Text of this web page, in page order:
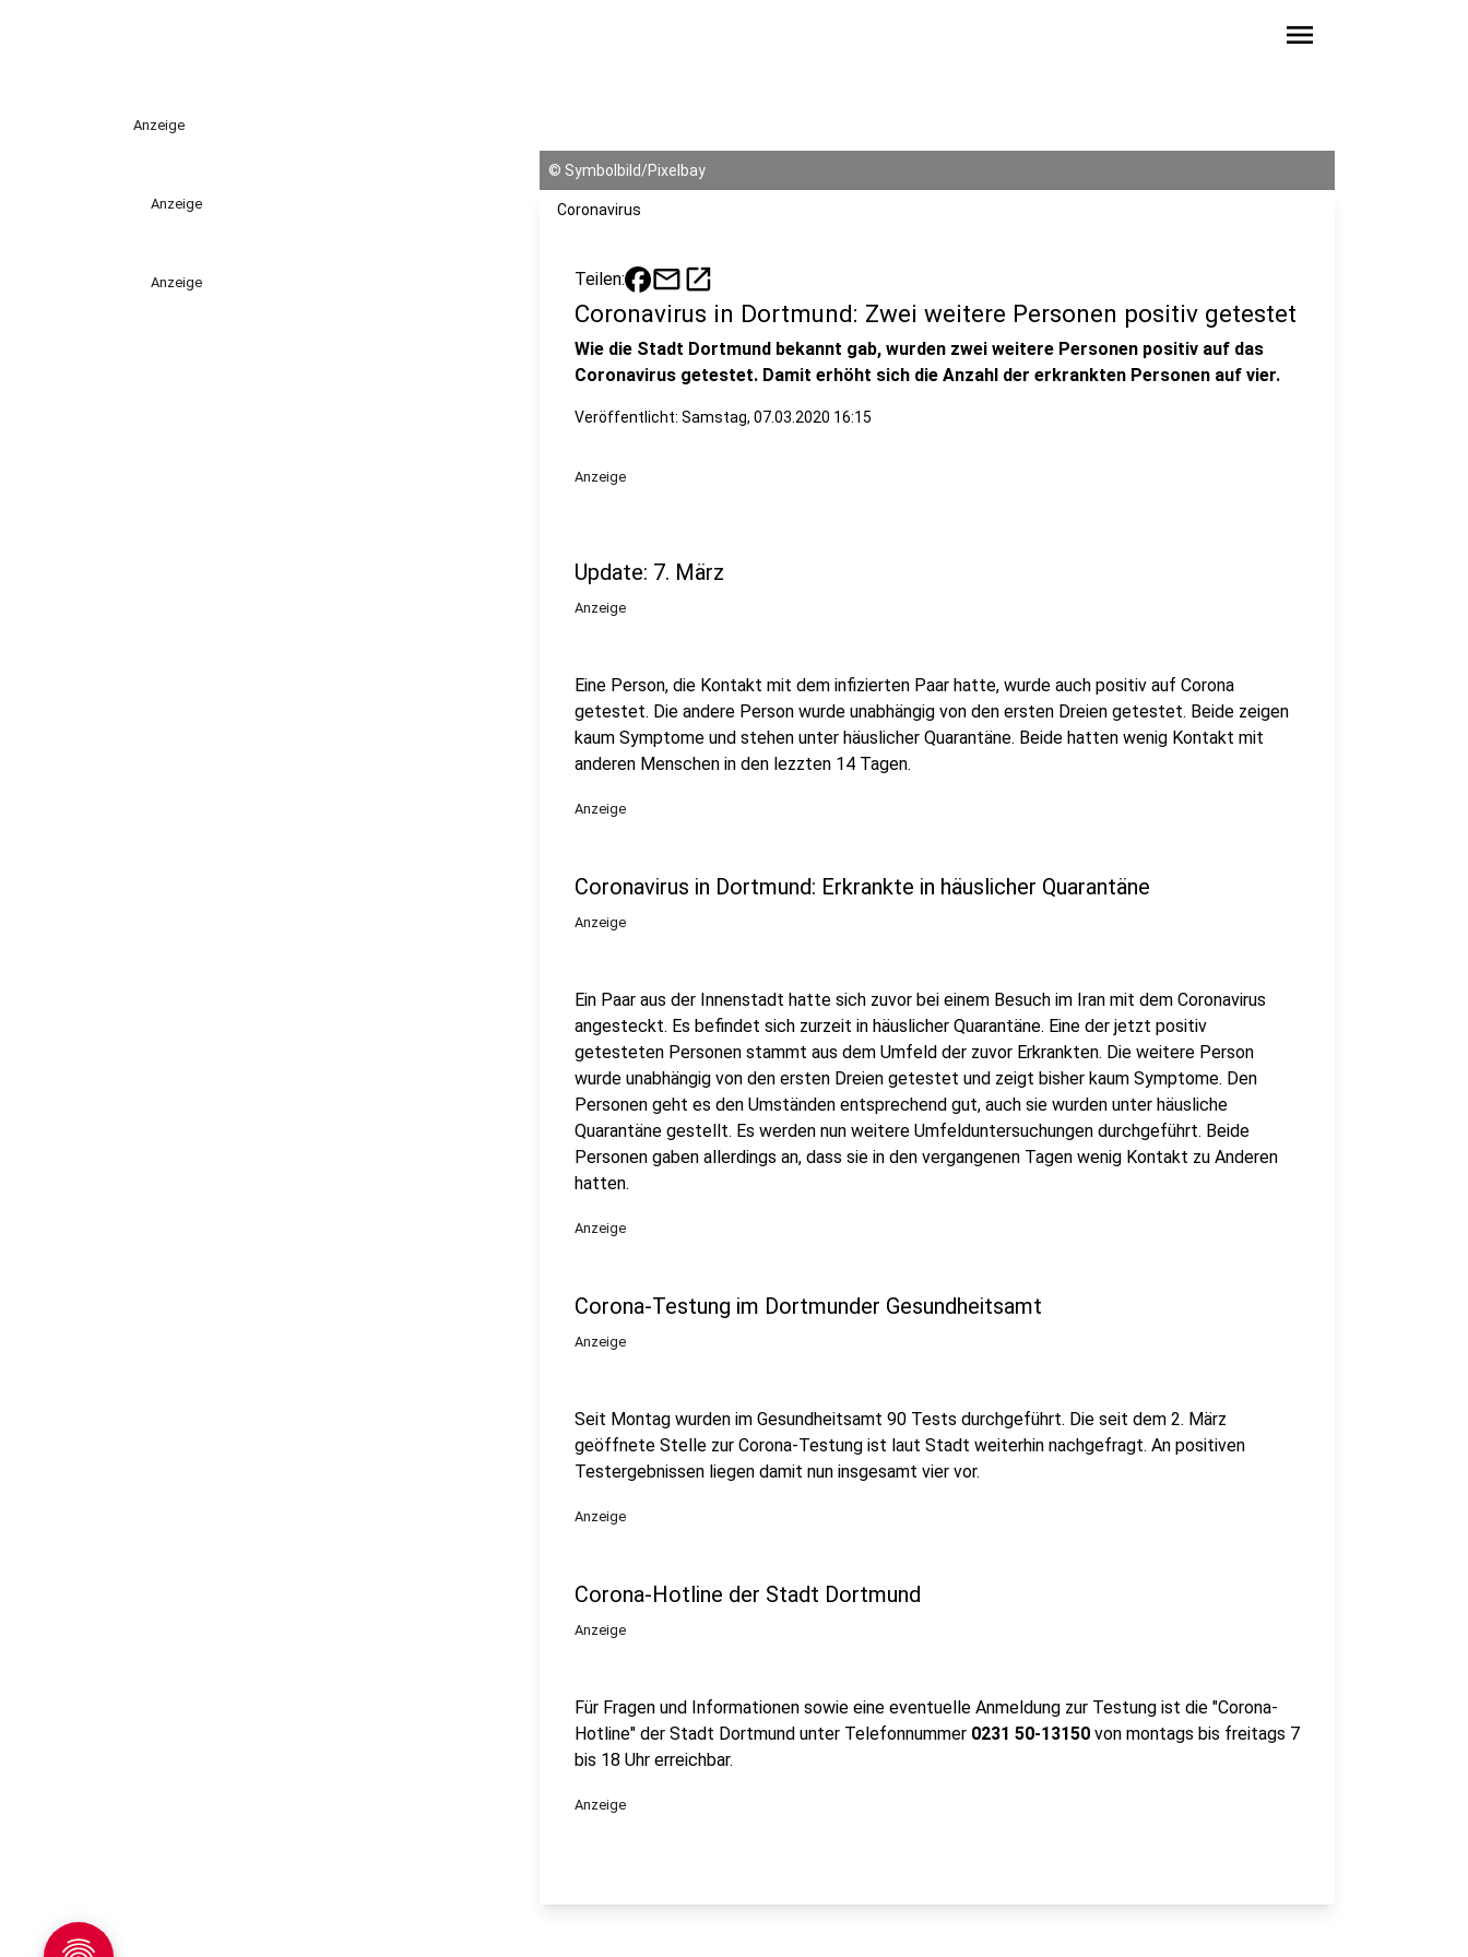
menu
Anzeige
Anzeige
Anzeige
© Symbolbild/Pixelbay
Coronavirus
Teilen: mailopen_in_new
Coronavirus in Dortmund: Zwei weitere Personen positiv getestet
Wie die Stadt Dortmund bekannt gab, wurden zwei weitere Personen positiv auf das
Coronavirus getestet. Damit erhöht sich die Anzahl der erkrankten Personen auf vier.
Veröffentlicht: Samstag, 07.03.2020 16:15
Anzeige
Update: 7. März
Anzeige
Eine Person, die Kontakt mit dem infizierten Paar hatte, wurde auch positiv auf Corona
getestet. Die andere Person wurde unabhängig von den ersten Dreien getestet. Beide zeigen
kaum Symptome und stehen unter häuslicher Quarantäne. Beide hatten wenig Kontakt mit
anderen Menschen in den lezzten 14 Tagen.
Anzeige
Coronavirus in Dortmund: Erkrankte in häuslicher Quarantäne
Anzeige
Ein Paar aus der Innenstadt hatte sich zuvor bei einem Besuch im Iran mit dem Coronavirus
angesteckt. Es befindet sich zurzeit in häuslicher Quarantäne. Eine der jetzt positiv
getesteten Personen stammt aus dem Umfeld der zuvor Erkrankten. Die weitere Person
wurde unabhängig von den ersten Dreien getestet und zeigt bisher kaum Symptome. Den
Personen geht es den Umständen entsprechend gut, auch sie wurden unter häusliche
Quarantäne gestellt. Es werden nun weitere Umfelduntersuchungen durchgeführt. Beide
Personen gaben allerdings an, dass sie in den vergangenen Tagen wenig Kontakt zu Anderen
hatten.
Anzeige
Corona-Testung im Dortmunder Gesundheitsamt
Anzeige
Seit Montag wurden im Gesundheitsamt 90 Tests durchgeführt. Die seit dem 2. März
geöffnete Stelle zur Corona-Testung ist laut Stadt weiterhin nachgefragt. An positiven
Testergebnissen liegen damit nun insgesamt vier vor.
Anzeige
Corona-Hotline der Stadt Dortmund
Anzeige
Für Fragen und Informationen sowie eine eventuelle Anmeldung zur Testung ist die "Corona-
Hotline" der Stadt Dortmund unter Telefonnummer 0231 50-13150 von montags bis freitags 7
bis 18 Uhr erreichbar.
Anzeige